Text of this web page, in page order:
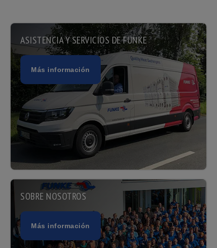
ASISTENCIA Y SERVICIOS DE FUNKE
Más información
SOBRE NOSOTROS
Más información